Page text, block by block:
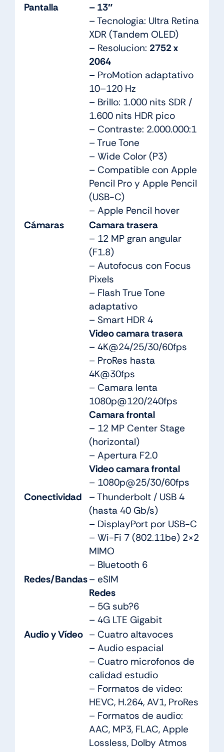
Pantalla
– 13″
– Tecnologia: Ultra Retina
XDR (Tandem OLED)
– Resolucion: 2752 x
2064
– ProMotion adaptativo
10–120 Hz
– Brillo: 1.000 nits SDR /
1.600 nits HDR pico
– Contraste: 2.000.000:1
– True Tone
– Wide Color (P3)
– Compatible con Apple
Pencil Pro y Apple Pencil
(USB-C)
– Apple Pencil hover
Cámaras
Camara trasera
– 12 MP gran angular
(F1.8)
– Autofocus con Focus
Pixels
– Flash True Tone
adaptativo
– Smart HDR 4
Video camara trasera
– 4K@24/25/30/60fps
– ProRes hasta
4K@30fps
– Camara lenta
1080p@120/240fps
Camara frontal
– 12 MP Center Stage
(horizontal)
– Apertura F2.0
Video camara frontal
– 1080p@25/30/60fps
Conectividad
– Thunderbolt / USB 4
(hasta 40 Gb/s)
– DisplayPort por USB-C
– Wi-Fi 7 (802.11be) 2×2
MIMO
– Bluetooth 6
Redes/Bandas– eSIM
Redes
– 5G sub?6
– 4G LTE Gigabit
Audio y Vídeo – Cuatro altavoces
– Audio espacial
– Cuatro microfonos de
calidad estudio
– Formatos de video:
HEVC, H.264, AV1, ProRes
– Formatos de audio:
AAC, MP3, FLAC, Apple
Lossless, Dolby Atmos